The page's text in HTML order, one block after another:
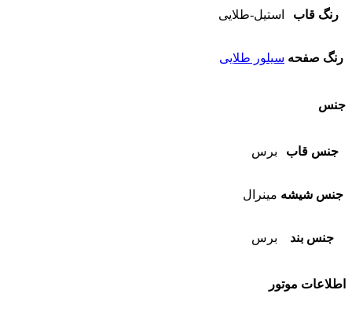
رنگ قاب استیل-طلایی
رنگ صفحه سیلور طلایی
جنس
جنس قاب برس
جنس شیشه مینرال
جنس بند برس
اطلاعات موتور